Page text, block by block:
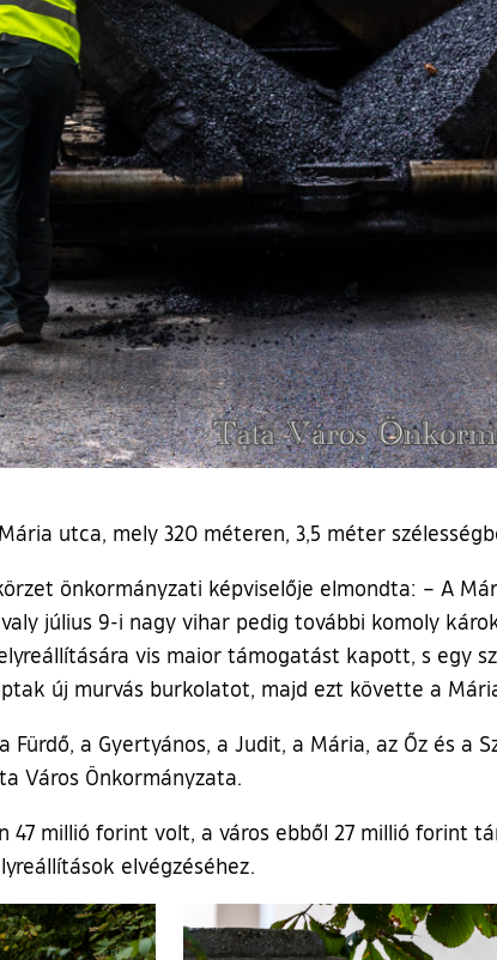
utca, mely 320 méteren, 3,5 méter
önkormányzati képviselője elmondta: – A
július 9-i nagy vihar pedig további komoly
vis maior támogatást kapott, s egy
új murvás burkolatot, majd ezt követte a
a Gyertyános, a Judit, a Mária, az Őz és a
Város Önkormányzata.
47 millió forint volt, a város ebből 27 millió
elvégzéséhez.